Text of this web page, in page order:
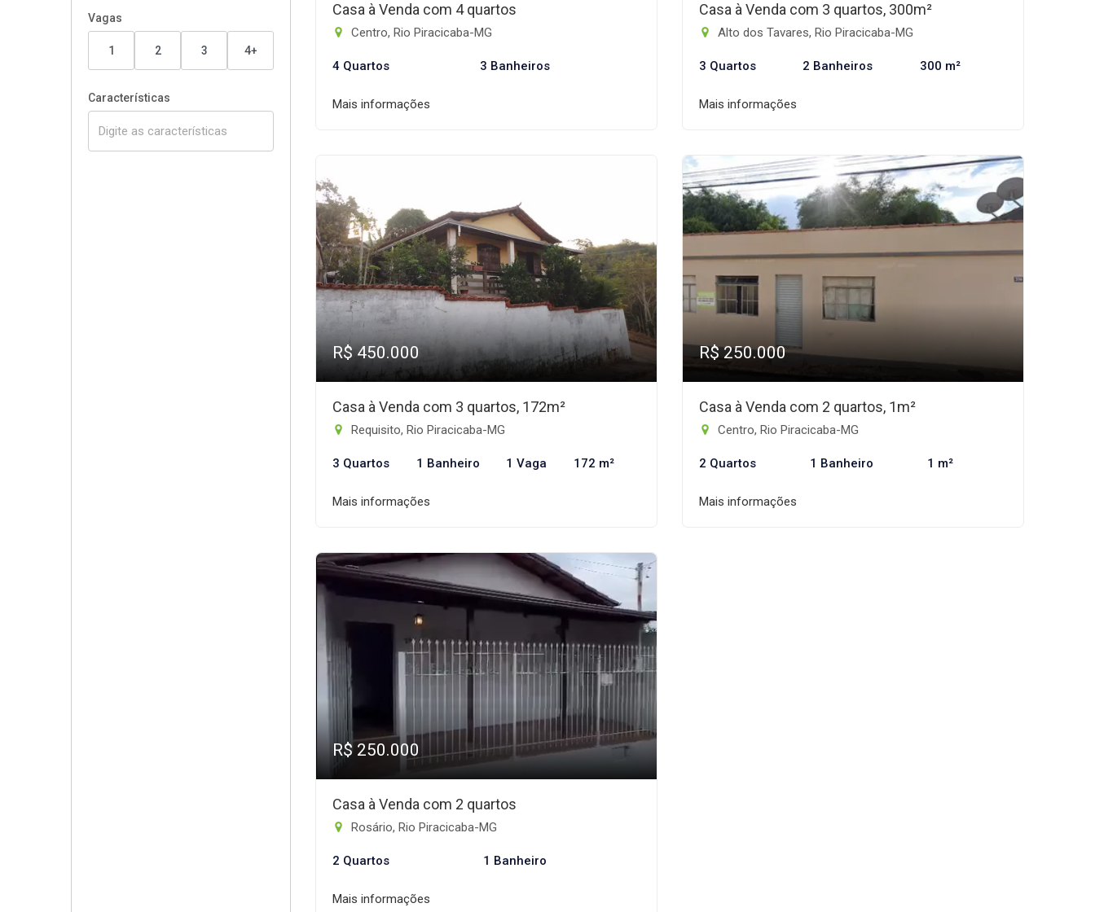
Vagas
1 2 3 4+
Características
Casa à Venda com 4 quartos
Centro, Rio Piracicaba-MG
4 Quartos 3 Banheiros
Mais informações
Casa à Venda com 3 quartos, 300m²
Alto dos Tavares, Rio Piracicaba-MG
3 Quartos 2 Banheiros 300 m²
Mais informações
R$ 450.000
Casa à Venda com 3 quartos, 172m²
Requisito, Rio Piracicaba-MG
3 Quartos 1 Banheiro 1 Vaga 172 m²
Mais informações
R$ 250.000
Casa à Venda com 2 quartos, 1m²
Centro, Rio Piracicaba-MG
2 Quartos 1 Banheiro 1 m²
Mais informações
R$ 250.000
Casa à Venda com 2 quartos
Rosário, Rio Piracicaba-MG
2 Quartos 1 Banheiro
Mais informações